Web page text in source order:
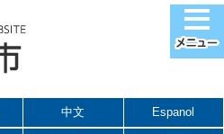
中文 Espanol